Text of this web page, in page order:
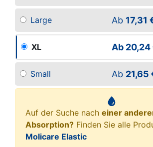
Large Ab 17,31
XL Ab 20,24
Small Ab 21,65
Auf der Suche nach einer
Absorption? Finden Sie alle
Molicare Elastic